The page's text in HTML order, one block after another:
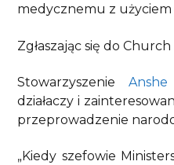
medycznemu z
Zgłaszając się do
Stowarzyszenie Anshe
działaczy i
przeprowadzenie
„Kiedy szefowie